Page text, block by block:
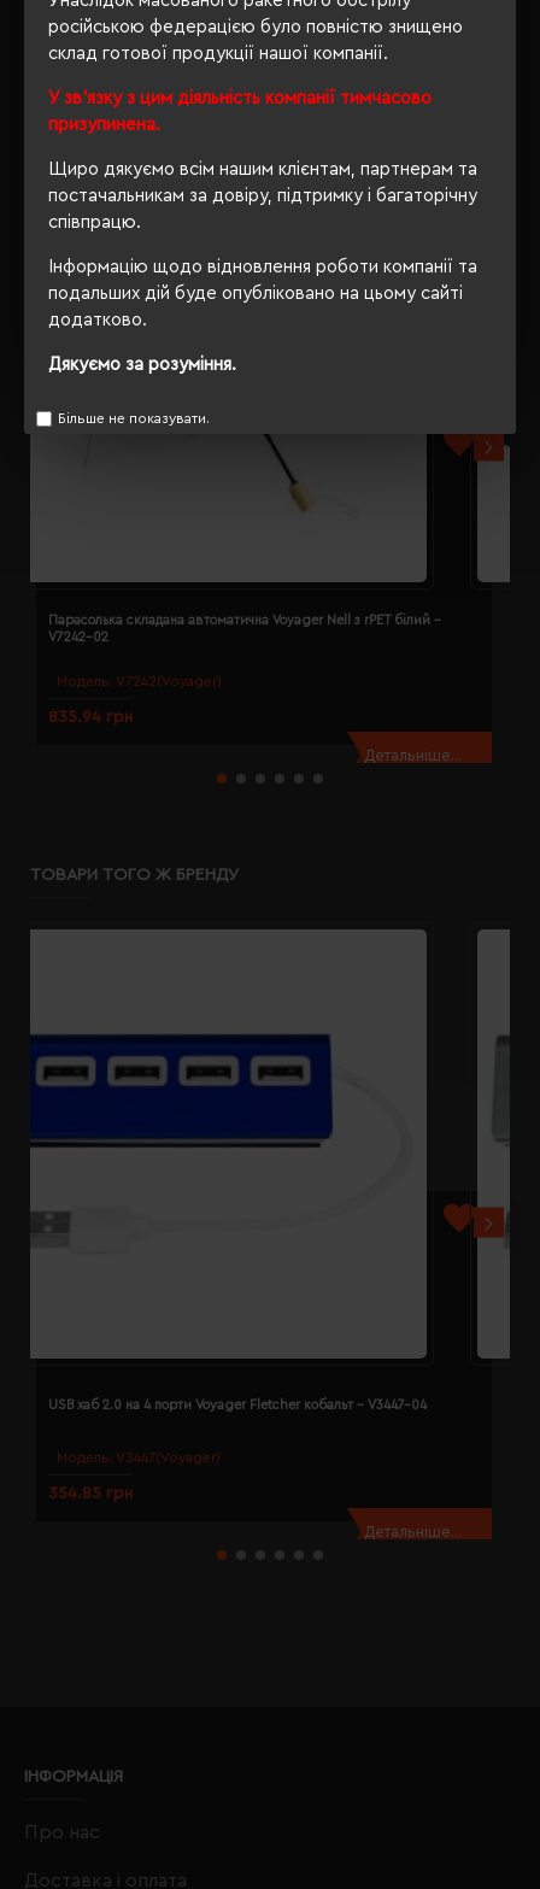
російською федерацією було повністю знищено
склад готової продукції нашої компанії.
У зв'язку з цим діяльність компанії тимчасово
призупинена.
Щиро дякуємо всім нашим клієнтам, партнерам та
постачальникам за довіру, підтримку і багаторічну
співпрацю.
Інформацію щодо відновлення роботи компанії та
подальших дій буде опубліковано на цьому сайті
додатково.
Дякуємо за розуміння.
Більше не показувати.
РЕКОМЕНДУЄМО
Модель: V7242(Voyager)
Парасолька складана автоматична Voyager Nell з rPET білий -
V7242-02
835.94 грн
Детальніше...
ТОВАРИ ТОГО Ж БРЕНДУ
Модель: V3447(Voyager)
USB хаб 2.0 на 4 порти Voyager Fletcher кобальт - V3447-04
354.85 грн
Детальніше...
ІНФОРМАЦІЯ
Про нас
Доставка і оплата